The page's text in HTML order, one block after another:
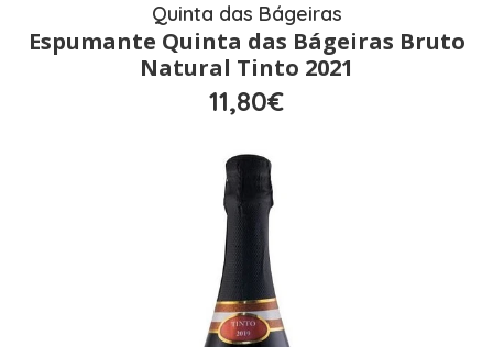
Quinta das Bágeiras
Espumante Quinta das Bágeiras Bruto
Natural Tinto 2021
11,80€